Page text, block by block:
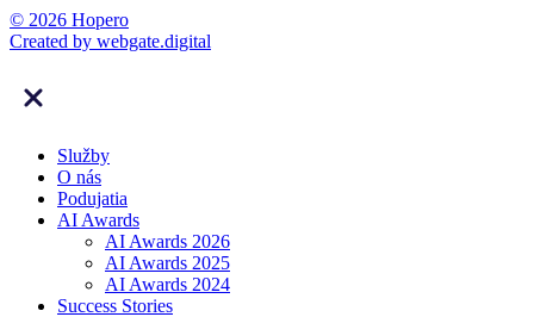
© 2026 Hopero
Created by webgate.digital
Služby
O nás
Podujatia
AI Awards
AI Awards 2026
AI Awards 2025
AI Awards 2024
Success Stories